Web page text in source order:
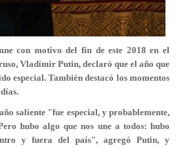
con motivo del fin de este 2018 en el
Vladímir Putin, declaró que el año que
especial. También destacó los momentos
saliente "fue especial, y probablemente,
hubo algo que nos une a todos: hubo
y fuera del país", agregó Putin, y